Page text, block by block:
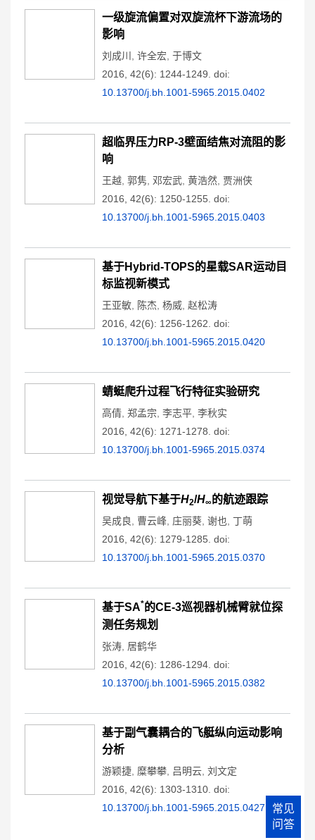
一级旋流偏置对双旋流杯下游流场的
影响
刘成川 许全宏 于博文
2016, 42(6): 1244-1249. doi:
10.13700/j.bh.1001-5965.2015.0402
超临界压力RP-3壁面结焦对流阻的影
响
王越 郭隽 邓宏武 黄浩然 贾洲侠
2016, 42(6): 1250-1255. doi:
10.13700/j.bh.1001-5965.2015.0403
基于Hybrid-TOPS的星载SAR运动目
标监视新模式
王亚敏 陈杰 杨威 赵松涛
2016, 42(6): 1256-1262. doi:
10.13700/j.bh.1001-5965.2015.0420
蜻蜓爬升过程飞行特征实验研究
高倩 郑孟宗 李志平 李秋实
2016, 42(6): 1271-1278. doi:
10.13700/j.bh.1001-5965.2015.0374
视觉导航下基于H2/H∞的航迹跟踪
吴成良 曹云峰 庄丽葵 谢也 丁萌
2016, 42(6): 1279-1285. doi:
10.13700/j.bh.1001-5965.2015.0370
基于SA*的CE-3巡视器机械臂就位探
测任务规划
张涛 居鹤华
2016, 42(6): 1286-1294. doi:
10.13700/j.bh.1001-5965.2015.0382
基于副气囊耦合的飞艇纵向运动影响
分析
游颖捷 糜攀攀 吕明云 刘文定
2016, 42(6): 1303-1310. doi:
10.13700/j.bh.1001-5965.2015.0427
常见
问答